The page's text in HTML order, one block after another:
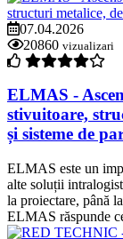
07.04.2026
20860 vizualizari
ELMAS -
stivuitoare,
și sisteme de
ELMAS este un
alte soluții
la proiectare, până
ELMAS răspunde